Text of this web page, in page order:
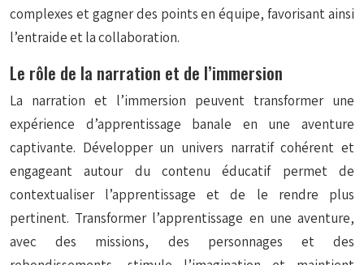
complexes et gagner des points en équipe, favorisant ainsi
l’entraide et la collaboration.
Le rôle de la narration et de l’immersion
La narration et l’immersion peuvent transformer une
expérience d’apprentissage banale en une aventure
captivante. Développer un univers narratif cohérent et
engageant autour du contenu éducatif permet de
contextualiser l’apprentissage et de le rendre plus
pertinent. Transformer l’apprentissage en une aventure,
avec des missions, des personnages et des